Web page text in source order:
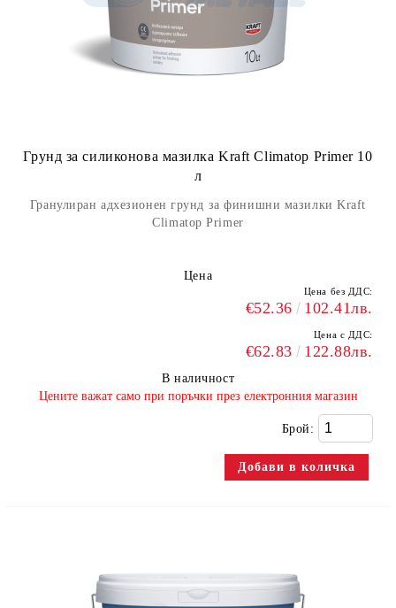
Грунд за силиконова мазилка Kraft Climatop Primer 10
л
Гранулиран адхезионен грунд за финишни мазилки Kraft
Climatop Primer
Цена
Цена без ДДС:
€52.36 102.41лв.
Цена с ДДС:
€62.83 122.88лв.
В наличност
​Цените важат само при поръчки през електронния магазин
Брой: